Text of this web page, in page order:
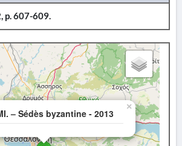
p. 607-609.
– Sédès byzantine - 2013
×